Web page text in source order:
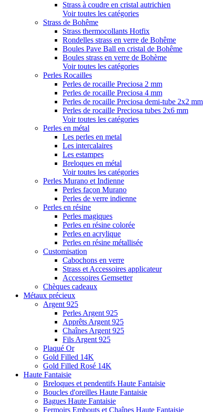
Strass à coudre en cristal autrichien
Voir toutes les catégories
Strass de Bohême
Strass thermocollants Hotfix
Rondelles strass en verre de Bohême
Boules Pave Ball en cristal de Bohême
Boules strass en verre de Bohème
Voir toutes les catégories
Perles Rocailles
Perles de rocaille Preciosa 2 mm
Perles de rocaille Preciosa 4 mm
Perles de rocaille Preciosa demi-tube 2x2 mm
Perles de rocaille Preciosa tubes 2x6 mm
Voir toutes les catégories
Perles en métal
Les perles en metal
Les intercalaires
Les estampes
Breloques en métal
Voir toutes les catégories
Perles Murano et Indienne
Perles façon Murano
Perles de verre indienne
Perles en résine
Perles magiques
Perles en résine colorée
Perles en acrylique
Perles en résine métallisée
Customisation
Cabochons en verre
Strass et Accessoires applicateur
Accessoires Gemsetter
Chèques cadeaux
Métaux précieux
Argent 925
Perles Argent 925
Apprêts Argent 925
Chaînes Argent 925
Fils Argent 925
Plaqué Or
Gold Filled 14K
Gold Filled Rosé 14K
Haute Fantaisie
Breloques et pendentifs Haute Fantaisie
Boucles d'oreilles Haute Fantaisie
Bagues Haute Fantaisie
Fermoirs Embouts et Chaînes Haute Fantaisie